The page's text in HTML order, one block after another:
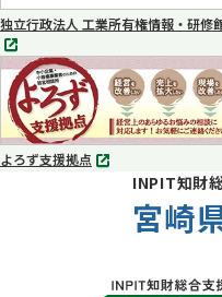
く
独立行政法人 工業所有権情報・研修
よろず支援拠点
別
INPIT知財
宮崎